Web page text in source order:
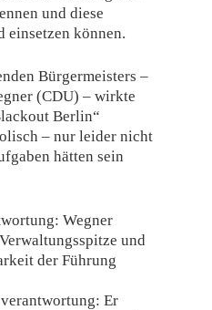
und diese
einsetzen können.
Bürgermeisters –
(CDU) – wirkte
Berlin“
– nur leider nicht
hätten sein
Wegner
und
der Führung
Er